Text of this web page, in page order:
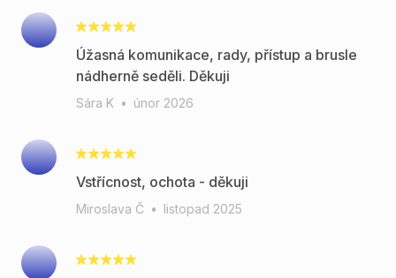
Úžasná komunikace, rady, přístup a brusle
nádherně seděli. Děkuji
Sára K • únor 2026
Vstřícnost, ochota - děkuji
Miroslava Č • listopad 2025